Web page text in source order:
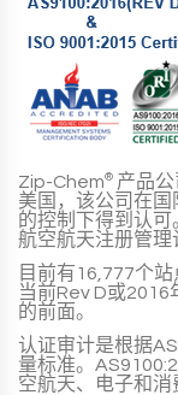
Zip-Chem® 产品公
美国，该公司在国
的控制下得到认
航空航天注册管理
目前有16,777个
当前Rev D或
的前面。
认证审计是根据
量标准。
空航天、电子和消